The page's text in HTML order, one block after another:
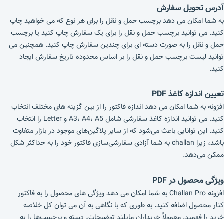
آدرس تحویل سفارش
به شما امکان می دهد برچسب حمل و نقل را برای هر نوع که می خواهید چاپ
کنید. می توانید برچسب حمل و نقل را برای یک سفارش چاپ کنید یا برچسب
حمل و نقل را به صورت دسته ای برای چندین سفارش چاپ کنید. همچنین می
توانید لیست برچسب حمل و نقل را بر اساس محدوده تاریخ سفارش ایجاد
کنید.
تعیین اندازه کاغذ PDF
افزونه به شما امکان می دهد اندازه فاکتور را از بین گزینه های مختلف انتخاب
کنید. می توانید اندازه کاغذ سفارشی شامل A3، A4، A5 و Letter را انتخاب
کنید. این توانایی باعث می‌شود که از سایر پلاگین‌های موجود در بازار متفاوت
باشد، زیرا challan به شما آزادی سفارشی‌سازی فاکتور خود را به حداکثر شکل
ممکن می‌دهد.
ویژگی محصول در PDF
افزونه Challan Pro به شما امکان می دهد ویژگی های محصول را به فاکتور
کنار محصول اضافه کنید. به طوری که با نگاهی به آن می توان کل خلاصه